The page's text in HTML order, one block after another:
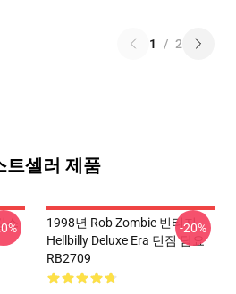
1 / 2
트셀러 제품
스
1998년 Rob Zombie 빈티지
Hellbilly Deluxe Era 던짐 담요
RB2709
-20%